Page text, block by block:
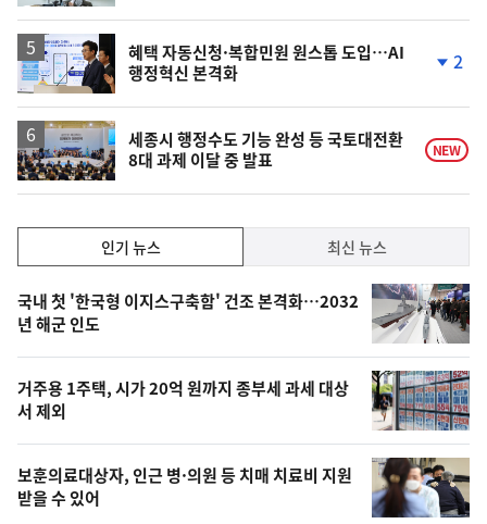
일
혜택 자동신청·복합민원 원스톱 도입…AI
행정혁신 본격화
하
락
2
세종시 행정수도 기능 완성 등 국토대전환
8대 과제 이달 중 발표
NEW
기,
최
신,
오
늘
의
영
상
인기 뉴스 최신 뉴스
인
기
뉴
스
국내 첫 '한국형 이지스구축함' 건조 본격화…2032
년 해군 인도
거주용 1주택, 시가 20억 원까지 종부세 과세 대상
서 제외
보훈의료대상자, 인근 병·의원 등 치매 치료비 지원
받을 수 있어